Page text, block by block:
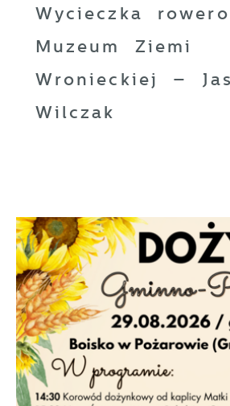
Wycieczka
Muzeum Ziemi
Wronieckiej –
Wilczak